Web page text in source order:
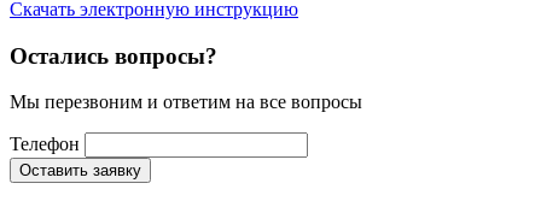
Скачать электронную инструкцию
Остались вопросы?
Мы перезвоним и ответим на все вопросы
Телефон
Оставить заявку